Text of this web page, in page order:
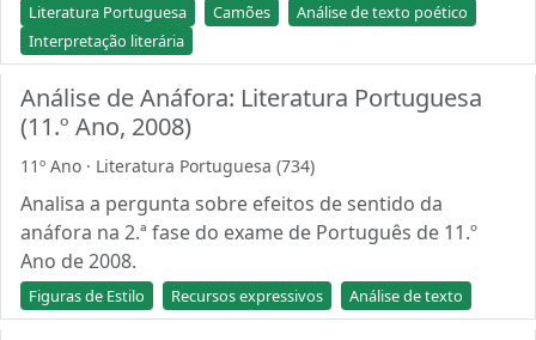
Literatura Portuguesa Camões
Análise de texto poético
Interpretação literária
Análise de Anáfora: Literatura Portuguesa
(11.º Ano, 2008)
11º Ano · Literatura Portuguesa (734)
Analisa a pergunta sobre efeitos de sentido da
anáfora na 2.ª fase do exame de Português de 11.º
Ano de 2008.
Figuras de Estilo Recursos expressivos Análise de texto